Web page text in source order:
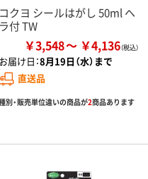
コクヨ シールはがし 50ml ヘ
ラ付 TW
￥3,548 ￥4,136
お届け日：8月19日（水）まで
直送品
別・販売単位違いの商品が2商品あります